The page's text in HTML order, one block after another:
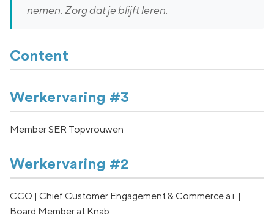
nemen. Zorg dat je blijft leren.
Content
Werkervaring #3
Member SER Topvrouwen
Werkervaring #2
CCO | Chief Customer Engagement & Commerce a.i. |
Board Member at Knab